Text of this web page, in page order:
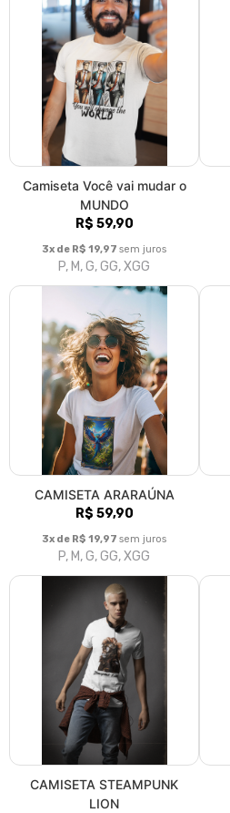
Camiseta Você vai mudar o
MUNDO
R$ 59,90
3x de R$ 19,97 sem juros
P, M, G, GG, XGG
CAMISETA ARARAÚNA
R$ 59,90
3x de R$ 19,97 sem juros
P, M, G, GG, XGG
CAMISETA STEAMPUNK
LION